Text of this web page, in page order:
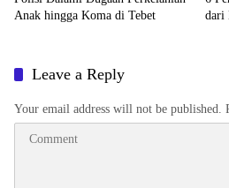
Anak hingga Koma di Tebet
dari
Leave a Reply
Your email address will not be published.